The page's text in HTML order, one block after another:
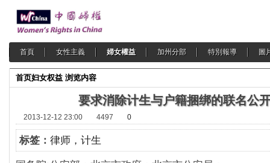
首頁 女性主義 婦女權益 加州分部 特別報導 圖
首页妇女权益 浏览内容
要求消除计生与户籍捆绑的联名公
2013-12-12 23:00 4497 0
标签： 律师，计生